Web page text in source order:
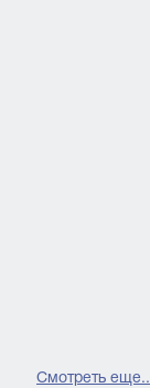
Смотреть еще..